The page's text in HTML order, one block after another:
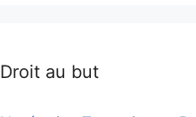
Droit au but